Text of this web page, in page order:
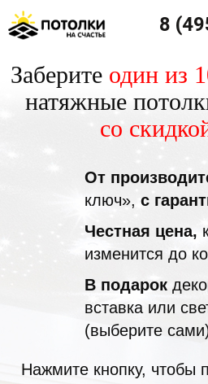
8
Заберите один из
натяжные
со
От
ключ», с
Честная цена,
изменится до
В подарок
вставка или
(выберите
Нажмите кнопку, чтобы